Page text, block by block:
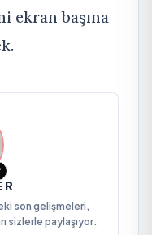
ekran başına
son gelişmeleri,
sizlerle paylaşıyor.